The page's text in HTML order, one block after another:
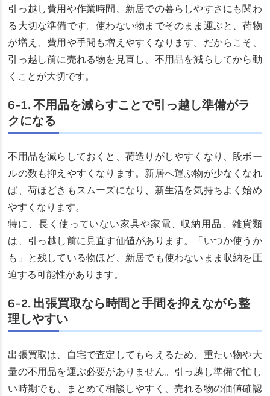
引っ越し費用や作業時間、新居での暮らしやすさにも関わ
る大切な準備です。使わない物までそのまま運ぶと、荷物
が増え、費用や手間も増えやすくなります。だからこそ、
引っ越し前に売れる物を見直し、不用品を減らしてから動
くことが大切です。
6-1. 不用品を減らすことで引っ越し準備がラ
クになる
不用品を減らしておくと、荷造りがしやすくなり、段ボー
ルの数も抑えやすくなります。新居へ運ぶ物が少なくなれ
ば、荷ほどきもスムーズになり、新生活を気持ちよく始め
やすくなります。
特に、長く使っていない家具や家電、収納用品、雑貨類
は、引っ越し前に見直す価値があります。「いつか使うか
も」と残している物ほど、新居でも使わないまま収納を圧
迫する可能性があります。
6-2. 出張買取なら時間と手間を抑えながら整
理しやすい
出張買取は、自宅で査定してもらえるため、重たい物や大
量の不用品を運ぶ必要がありません。引っ越し準備で忙し
い時期でも、まとめて相談しやすく、売れる物の価値確認